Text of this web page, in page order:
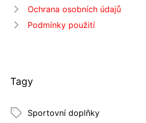
Ochrana osobních údajů
Podmínky použití
Tagy
Sportovní doplňky